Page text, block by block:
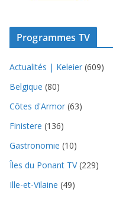
Programmes TV
Actualités | Keleier (609)
Belgique (80)
Côtes d'Armor (63)
Finistere (136)
Gastronomie (10)
Îles du Ponant TV(229)
Ille-et-Vilaine (49)